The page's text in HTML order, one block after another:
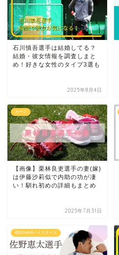
石川慎吾選手は結婚してる？
結婚・彼女情報を調査しまと
め！好きな女性のタイプ3選も
2025年8月4日
カープ
【画像】栗林良吏選手の妻(嫁)
は伊藤沙莉似で内助の功が凄
い！馴れ初めの詳細もまとめ
2025年7月31日
横浜DeNAベイスターズ